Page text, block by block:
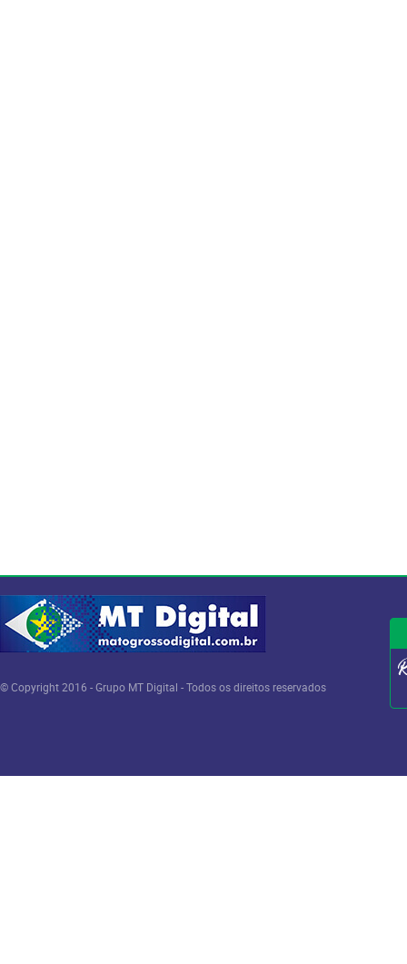
© Copyright 2016 - Grupo MT Digital - Todos os direitos reservados